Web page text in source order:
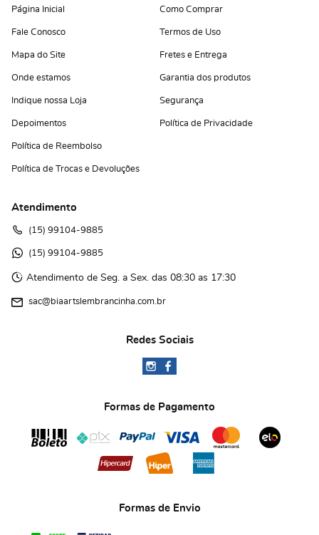
Página Inicial
Fale Conosco
Mapa do Site
Onde estamos
Indique nossa Loja
Depoimentos
Política de Reembolso
Política de Trocas e Devoluções
Como Comprar
Termos de Uso
Fretes e Entrega
Garantia dos produtos
Segurança
Política de Privacidade
Atendimento
(15) 99104-9885
(15) 99104-9885
Atendimento de Seg. a Sex. das 08:30 as 17:30
sac@biaartslembrancinha.com.br
Redes Sociais
Formas de Pagamento
Formas de Envio